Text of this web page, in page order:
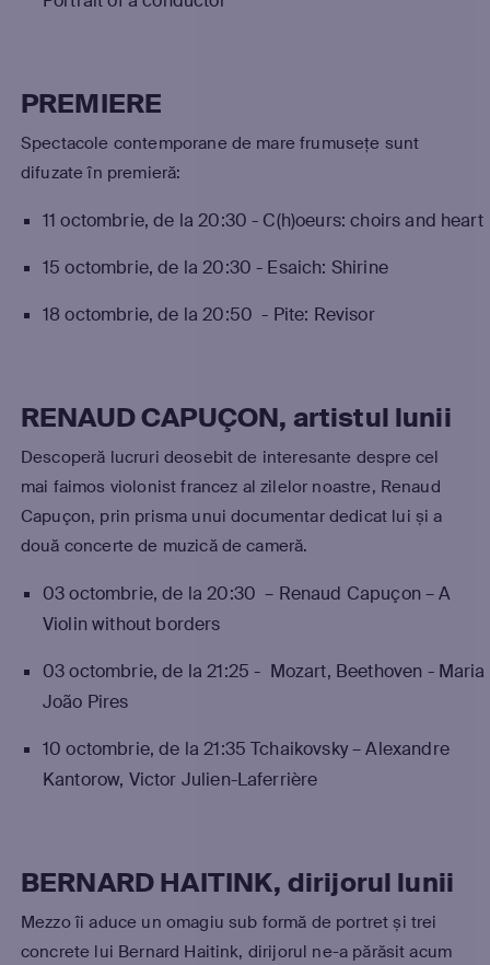
PREMIERE
Spectacole contemporane de mare frumusețe sunt
difuzate în premieră:
11 octombrie, de la 20:30 - C(h)oeurs: choirs and heart
15 octombrie, de la 20:30 - Esaich: Shirine
18 octombrie, de la 20:50 - Pite: Revisor
RENAUD CAPUÇON, artistul lunii
Descoperă lucruri deosebit de interesante despre cel
mai faimos violonist francez al zilelor noastre, Renaud
Capuçon, prin prisma unui documentar dedicat lui și a
două concerte de muzică de cameră.
03 octombrie, de la 20:30 – Renaud Capuçon – A
Violin without borders
03 octombrie, de la 21:25 - Mozart, Beethoven - Maria
João Pires
10 octombrie, de la 21:35 Tchaikovsky – Alexandre
Kantorow, Victor Julien-Laferrière
BERNARD HAITINK, dirijorul lunii
Mezzo îi aduce un omagiu sub formă de portret și trei
concrete lui Bernard Haitink, dirijorul ne-a părăsit acum